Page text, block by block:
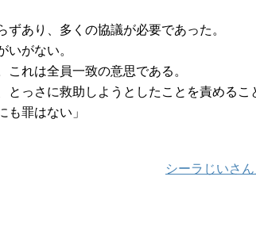
あり、多くの協議が必要であった。
がない。
れは全員一致の意思である。
っさに救助しようとしたことを責めるこ
罪はない」
シーラじいさ